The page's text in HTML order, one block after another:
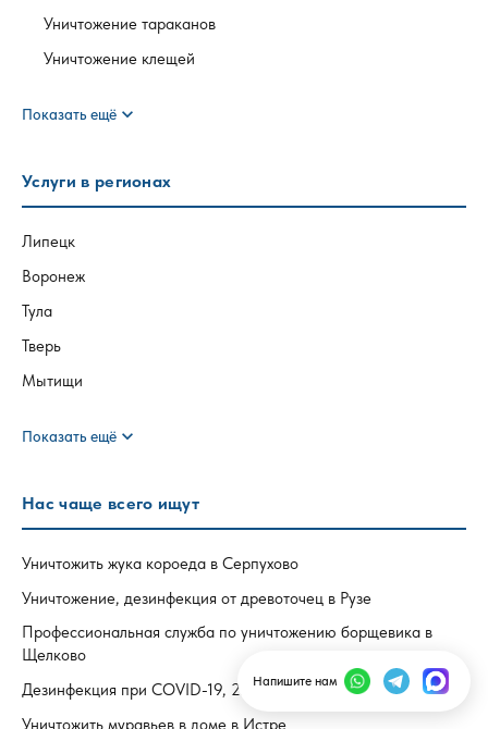
Уничтожение тараканов
Уничтожение клещей
Показать ещё expand_more
Услуги в регионах
Липецк
Воронеж
Тула
Тверь
Мытищи
Показать ещё expand_more
Нас чаще всего ищут
Уничтожить жука короеда в Серпухово
Уничтожение, дезинфекция от древоточец в Рузе
Профессиональная служба по уничтожению борщевика в
Щелково
Дезинфекция при COVID-19, 22 в Ступино
Уничтожить муравьев в доме в Истре
Напишите нам